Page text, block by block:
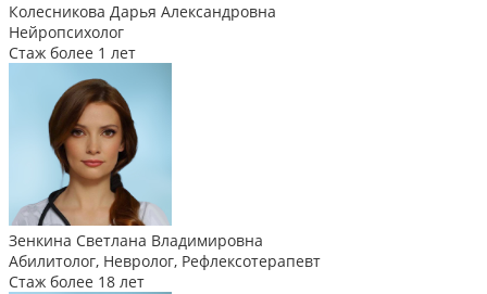
Колесникова Дарья Александровна
Нейропсихолог
Стаж более 1 лет
Зенкина Светлана Владимировна
Абилитолог, Невролог, Рефлексотерапевт
Стаж более 18 лет